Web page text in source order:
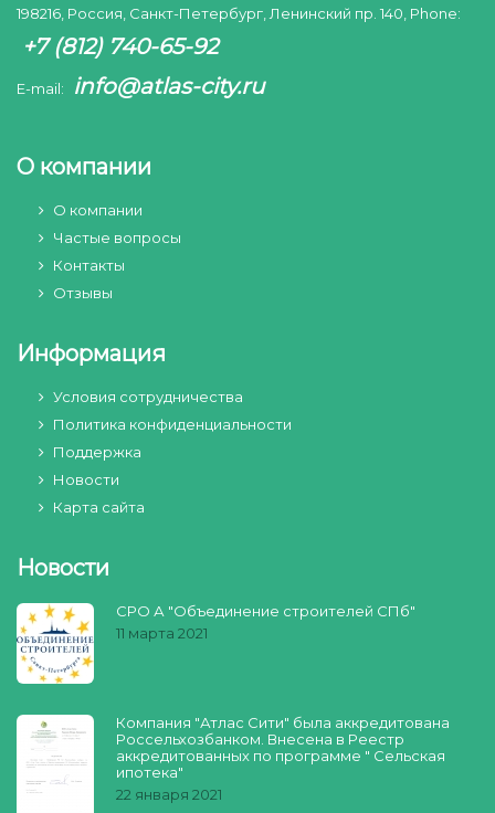
198216, Россия, Санкт-Петербург, Ленинский пр. 140, Phone:
+7 (812) 740-65-92
E-mail: info@atlas-city.ru
О компании
О компании
Частые вопросы
Контакты
Отзывы
Информация
Условия сотрудничества
Политика конфиденциальности
Поддержка
Новости
Карта сайта
Новости
СРО А "Объединение строителей СПб"
11 марта 2021
Компания "Атлас Сити" была аккредитована
Россельхозбанком. Внесена в Реестр
аккредитованных по программе " Сельская
ипотека"
22 января 2021